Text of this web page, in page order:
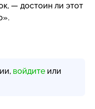
— достоин ли этот
войдите или